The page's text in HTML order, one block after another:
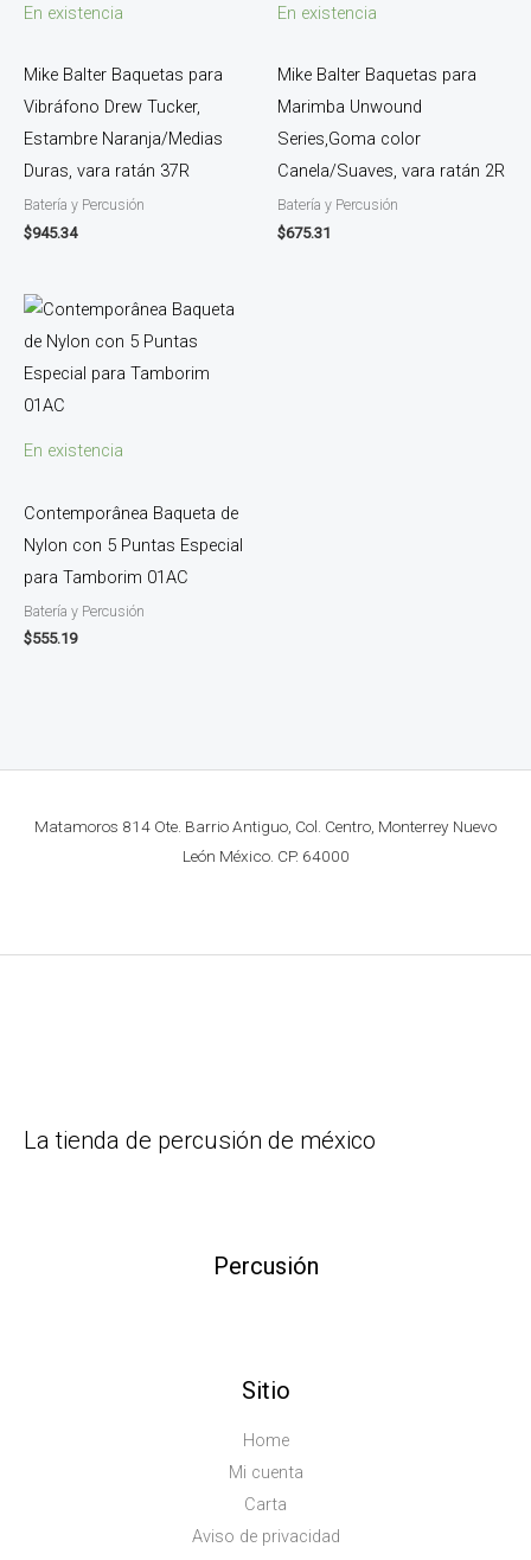
En existencia
Mike Balter Baquetas para
Vibráfono Drew Tucker,
Estambre Naranja/Medias
Duras, vara ratán 37R
Batería y Percusión
$945.34
En existencia
Mike Balter Baquetas para
Marimba Unwound
Series,Goma color
Canela/Suaves, vara ratán 2R
Batería y Percusión
$675.31
En existencia
Contemporânea Baqueta de
Nylon con 5 Puntas Especial
para Tamborim 01AC
Batería y Percusión
$555.19
Matamoros 814 Ote. Barrio Antiguo, Col. Centro, Monterrey Nuevo
León México. CP. 64000
La tienda de percusión de méxico
Percusión
Sitio
Home
Mi cuenta
Carta
Aviso de privacidad